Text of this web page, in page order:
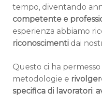
tempo, diventando
competente e
esperienza abbiamo
riconoscimentidai
Questo ci ha
metodologie e
specifica di lavoratori: